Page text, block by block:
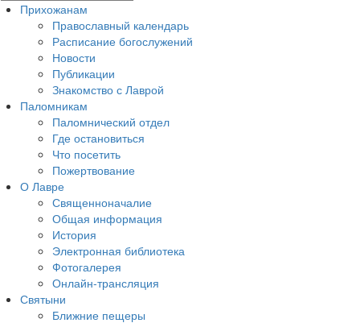
Прихожанам
Православный календарь
Расписание богослужений
Новости
Публикации
Знакомство с Лаврой
Паломникам
Паломнический отдел
Где остановиться
Что посетить
Пожертвование
О Лавре
Священноначалие
Общая информация
История
Электронная библиотека
Фотогалерея
Онлайн-трансляция
Святыни
Ближние пещеры